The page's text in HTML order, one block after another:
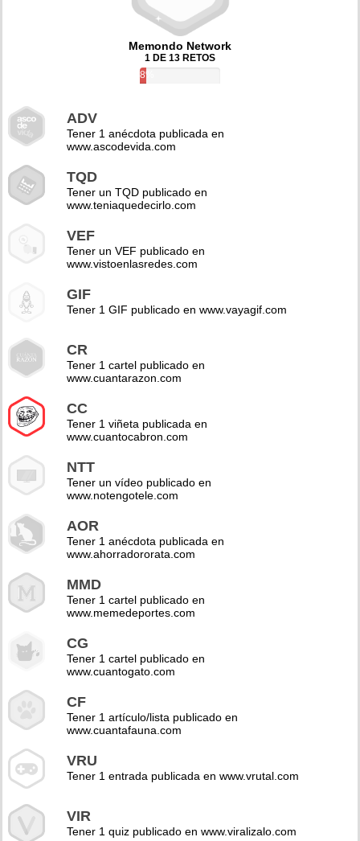
Memondo Network
1 DE 13 RETOS
8%
ADV
Tener 1 anécdota publicada en
www.ascodevida.com
TQD
Tener un TQD publicado en
www.teniaquedecirlo.com
VEF
Tener un VEF publicado en
www.vistoenlasredes.com
GIF
Tener 1 GIF publicado en www.vayagif.com
CR
Tener 1 cartel publicado en
www.cuantarazon.com
CC
Tener 1 viñeta publicada en
www.cuantocabron.com
NTT
Tener un vídeo publicado en
www.notengotele.com
AOR
Tener 1 anécdota publicada en
www.ahorradororata.com
MMD
Tener 1 cartel publicado en
www.memedeportes.com
CG
Tener 1 cartel publicado en
www.cuantogato.com
CF
Tener 1 artículo/lista publicado en
www.cuantafauna.com
VRU
Tener 1 entrada publicada en www.vrutal.com
VIR
Tener 1 quiz publicado en www.viralizalo.com